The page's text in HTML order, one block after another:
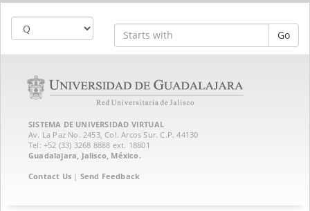
Go
SISTEMA DE UNIVERSIDAD VIRTUAL
Av. La Paz No. 2453, Col. Arcos Sur. C.P. 44130
Tel: +52 (33) 3268 8888‏ ext. 18801
Guadalajara, Jalisco, México.
Contact Us | Send Feedback